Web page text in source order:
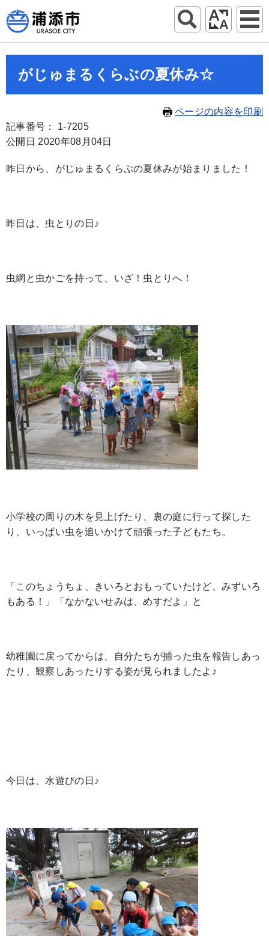
がじゅまるくらぶの夏休み☆
ページの内容を印刷
記事番号： 1-7205
公開日 2020年08月04日
昨日から、がじゅまるくらぶの夏休みが始まりました！
昨日は、虫とりの日♪
虫網と虫かごを持って、いざ！虫とりへ！
小学校の周りの木を見上げたり、裏の庭に行って探した
り、いっぱい虫を追いかけて頑張った子どもたち。
「このちょうちょ、きいろとおもっていたけど、みずいろ
もある！」「なかないせみは、めすだよ」と
幼稚園に戻ってからは、自分たちが捕った虫を報告しあっ
たり、観察しあったりする姿が見られましたよ♪
今日は、水遊びの日♪